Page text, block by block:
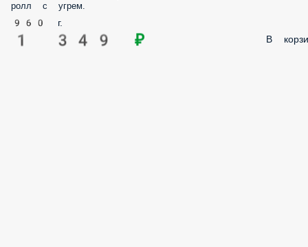
ролл с угрем.
960 г.
1 349 ₽ В